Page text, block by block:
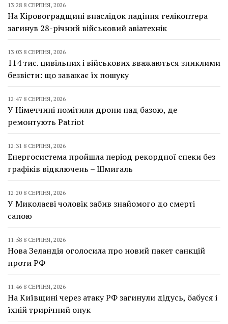
13:28 8 СЕРПНЯ, 2026
На Кіровоградщині внаслідок падіння гелікоптера
загинув 28-річний військовий авіатехнік
13:03 8 СЕРПНЯ, 2026
114 тис. цивільних і військових вважаються зниклими
безвісти: що заважає їх пошуку
12:47 8 СЕРПНЯ, 2026
У Німеччині помітили дрони над базою, де
ремонтують Patriot
12:31 8 СЕРПНЯ, 2026
Енергосистема пройшла період рекордної спеки без
графіків відключень – Шмигаль
12:20 8 СЕРПНЯ, 2026
У Миколаєві чоловік забив знайомого до смерті
сапою
11:58 8 СЕРПНЯ, 2026
Нова Зеландія оголосила про новий пакет санкцій
проти РФ
11:46 8 СЕРПНЯ, 2026
На Київщині через атаку РФ загинули дідусь, бабуся і
їхній трирічний онук